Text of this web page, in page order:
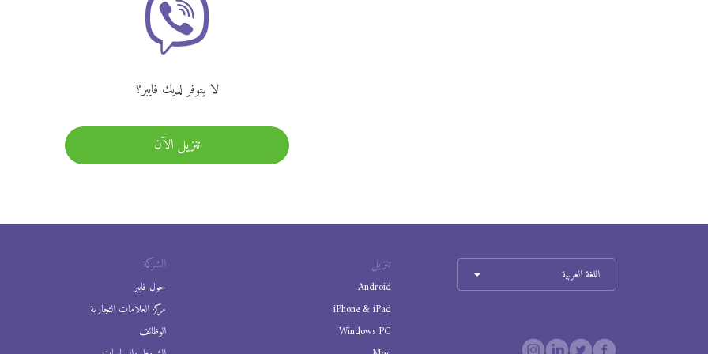
لا يتوفر لديك فايبر؟
تنزيل الآن
الشركة
حول فايبر
مركز العلامات التجارية
الوظائف
تنزيل
Android
iPhone & iPad
Windows PC
اللغة العربية